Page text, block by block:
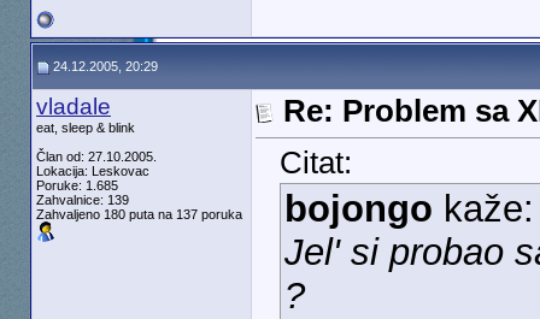
24.12.2005, 20:29
vladale
eat, sleep & blink
Član od: 27.10.2005.
Lokacija: Leskovac
Poruke: 1.685
Zahvalnice: 139
Zahvaljeno 180 puta na 137 poruka
Re: Problem sa
Citat:
bojongo kaže:
Jel' si probao
?